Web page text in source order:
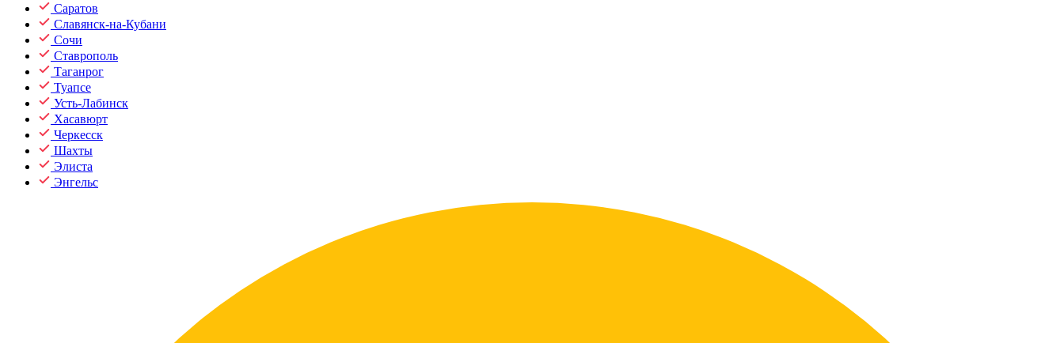
Саратов
Славянск-на-Кубани
Сочи
Ставрополь
Таганрог
Туапсе
Усть-Лабинск
Хасавюрт
Черкесск
Шахты
Элиста
Энгельс